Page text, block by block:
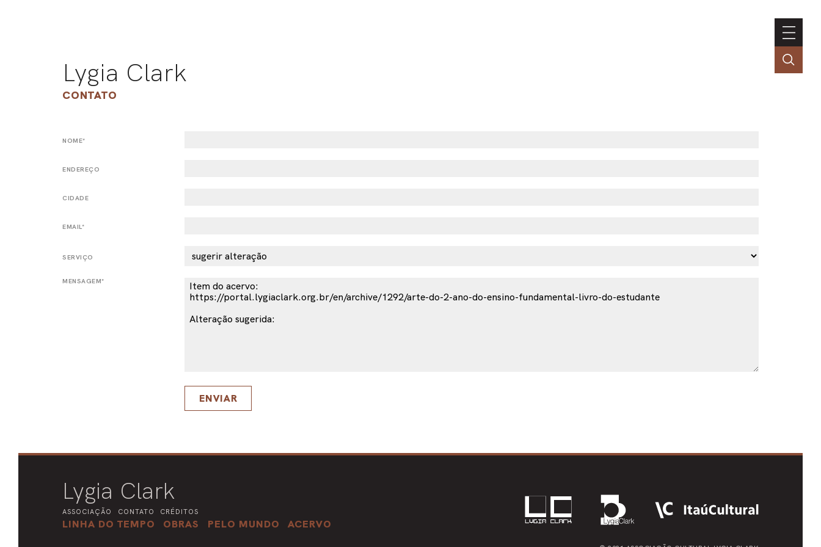
Lygia Clark
CONTATO
NOME*
ENDEREÇO
CIDADE
EMAIL*
SERVIÇO
MENSAGEM*
ENVIAR
Lygia Clark
ASSOCIAÇÃO CONTATO CRÉDITOS
LINHA DO TEMPO OBRAS PELO MUNDO ACERVO